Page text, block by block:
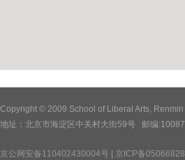
Copyright © 2009 School of Liberal Arts,
地址：北京市海淀区中关村大街59号 邮编
京公网安备110402430004号 京ICP备